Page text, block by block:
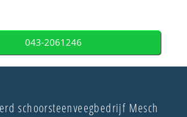
043-2061246
schoorsteenveegbedrijf Mesch